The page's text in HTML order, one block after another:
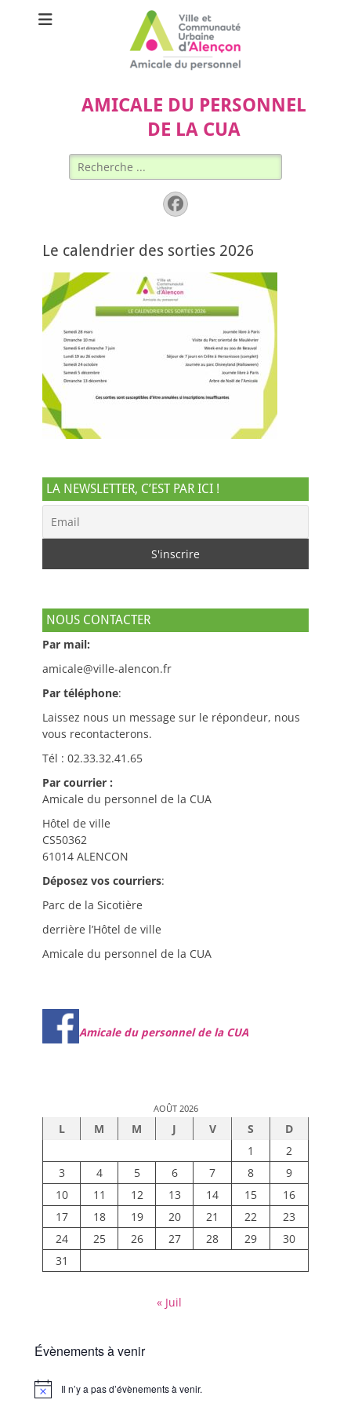
AMICALE DU PERSONNEL
DE LA CUA
Rechercher :
Facebook
Le calendrier des sorties 2026
LA NEWSLETTER, C’EST PAR ICI !
NOUS CONTACTER
Par mail:
amicale@ville-alencon.fr
Par téléphone:
Laissez nous un message sur le répondeur, nous
vous recontacterons.
Tél : 02.33.32.41.65
Par courrier :
Amicale du personnel de la CUA
Hôtel de ville
CS50362
61014 ALENCON
Déposez vos courriers:
Parc de la Sicotière
derrière l’Hôtel de ville
Amicale du personnel de la CUA
Amicale du personnel de la CUA
AOÛT 2026
L M M J V S
D
1
2
3
4 5 6 7 8
9
10
11 12 13 14 15
16
17
18 19 20 21 22
23
24
25 26 27 28 29
30
31
« Juil
Évènements à venir
Notice Il n’y a pas d’évènements à venir.